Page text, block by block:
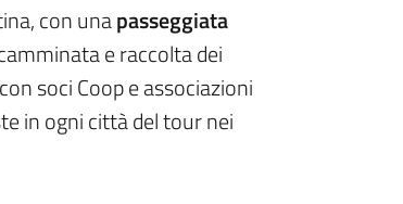
con unapasseggiata
e raccolta dei
soci Coop e associazioni
in ogni città del tour nei